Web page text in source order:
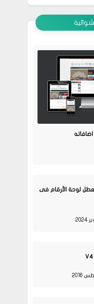
لوحة الأرقام فى